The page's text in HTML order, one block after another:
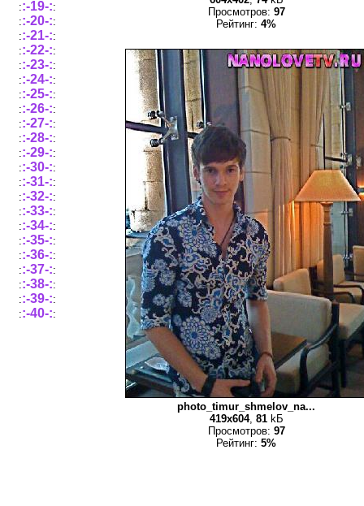
::-19-::
::-20-::
::-21-::
::-22-::
::-23-::
::-24-::
::-25-::
::-26-::
::-27-::
::-28-::
::-29-::
::-30-::
::-31-::
::-32-::
::-33-::
::-34-::
::-35-::
::-36-::
::-37-::
::-38-::
::-39-::
::-40-::
Просмотров: 97
Рейтинг: 4%
photo_timur_shmelov_na...
419x604, 81kБ
Просмотров: 97
Рейтинг: 5%